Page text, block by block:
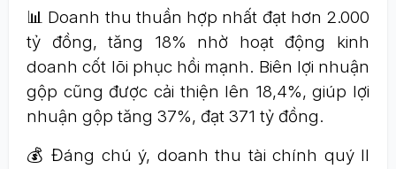
📊 Doanh thu thuần hợp nhất đạt hơn 2.000
tỷ đồng, tăng 18% nhờ hoạt động kinh
doanh cốt lõi phục hồi mạnh. Biên lợi nhuận
gộp cũng được cải thiện lên 18,4%, giúp lợi
nhuận gộp tăng 37%, đạt 371 tỷ đồng.
💰 Đáng chú ý, doanh thu tài chính quý II